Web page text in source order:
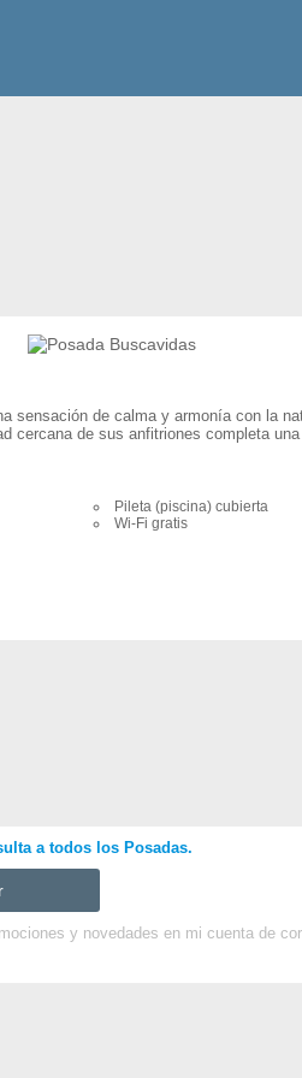
sensación de calma y armonía con la
cercana de sus anfitriones completa
Pileta (piscina) cubierta
Wi-Fi gratis
a todos los Posadas.
y novedades en mi cuenta de